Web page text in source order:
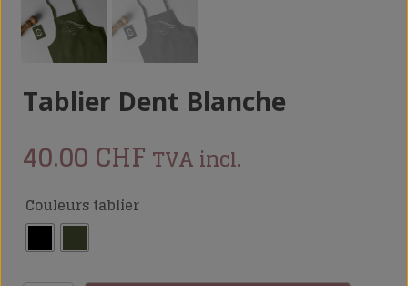
Tablier Dent Blanche
40.00 CHF TVA incl.
Couleurs tablier